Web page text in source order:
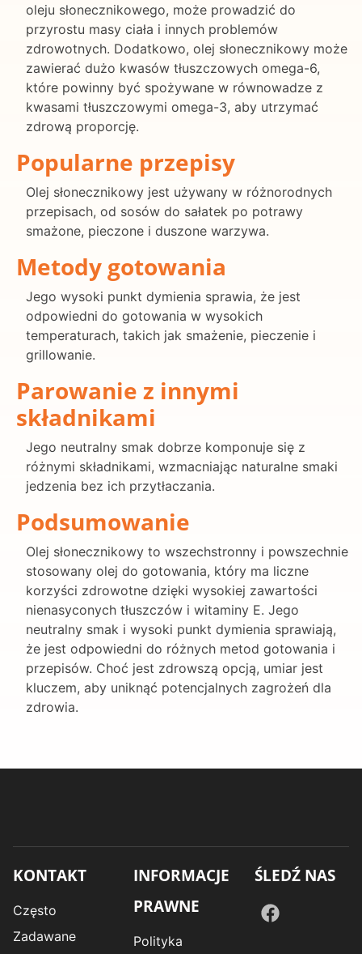
oleju słonecznikowego, może prowadzić do
przyrostu masy ciała i innych problemów
zdrowotnych. Dodatkowo, olej słonecznikowy może
zawierać dużo kwasów tłuszczowych omega-6,
które powinny być spożywane w równowadze z
kwasami tłuszczowymi omega-3, aby utrzymać
zdrową proporcję.
Popularne przepisy
Olej słonecznikowy jest używany w różnorodnych
przepisach, od sosów do sałatek po potrawy
smażone, pieczone i duszone warzywa.
Metody gotowania
Jego wysoki punkt dymienia sprawia, że jest
odpowiedni do gotowania w wysokich
temperaturach, takich jak smażenie, pieczenie i
grillowanie.
Parowanie z innymi
składnikami
Jego neutralny smak dobrze komponuje się z
różnymi składnikami, wzmacniając naturalne smaki
jedzenia bez ich przytłaczania.
Podsumowanie
Olej słonecznikowy to wszechstronny i powszechnie
stosowany olej do gotowania, który ma liczne
korzyści zdrowotne dzięki wysokiej zawartości
nienasyconych tłuszczów i witaminy E. Jego
neutralny smak i wysoki punkt dymienia sprawiają,
że jest odpowiedni do różnych metod gotowania i
przepisów. Choć jest zdrowszą opcją, umiar jest
kluczem, aby uniknąć potencjalnych zagrożeń dla
zdrowia.
KONTAKT
Często
Zadawane
INFORMACJE
PRAWNE
Polityka
ŚLEDŹ NAS